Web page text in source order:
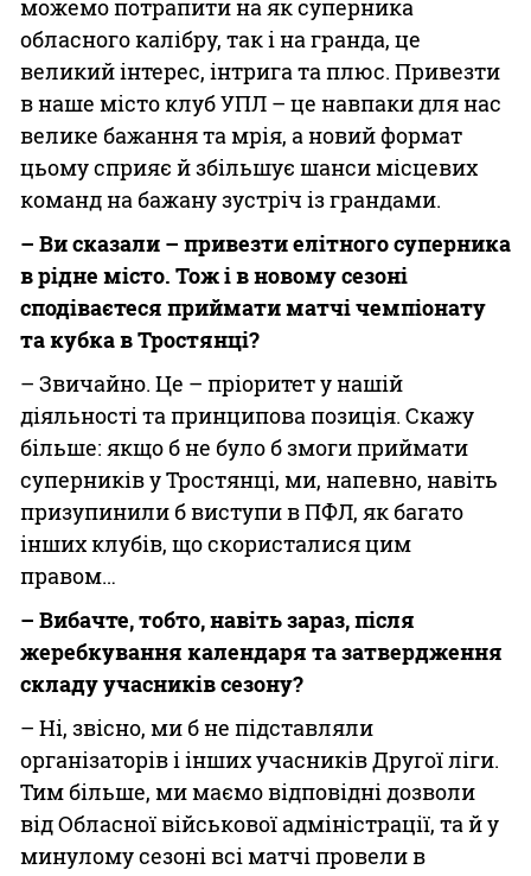
можемо потрапити на як суперника
обласного калібру, так і на гранда, це
великий інтерес, інтрига та плюс. Привезти
в наше місто клуб УПЛ – це навпаки для нас
велике бажання та мрія, а новий формат
цьому сприяє й збільшує шанси місцевих
команд на бажану зустріч із грандами.
– Ви сказали – привезти елітного суперника
в рідне місто. Тож і в новому сезоні
сподіваєтеся приймати матчі чемпіонату
та кубка в Тростянці?
– Звичайно. Це – пріоритет у нашій
діяльності та принципова позиція. Скажу
більше: якщо б не було б змоги приймати
суперників у Тростянці, ми, напевно, навіть
призупинили б виступи в ПФЛ, як багато
інших клубів, що скористалися цим
правом…
– Вибачте, тобто, навіть зараз, після
жеребкування календаря та затвердження
складу учасників сезону?
– Ні, звісно, ми б не підставляли
організаторів і інших учасників Другої ліги.
Тим більше, ми маємо відповідні дозволи
від Обласної військової адміністрації, та й у
минулому сезоні всі матчі провели в